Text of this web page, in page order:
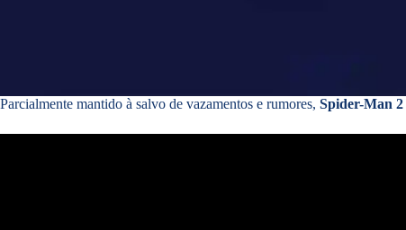
Parcialmente mantido à salvo de vazamentos e rumores, Spider-Man 2